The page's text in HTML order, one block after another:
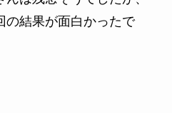
の結果が面白かったで